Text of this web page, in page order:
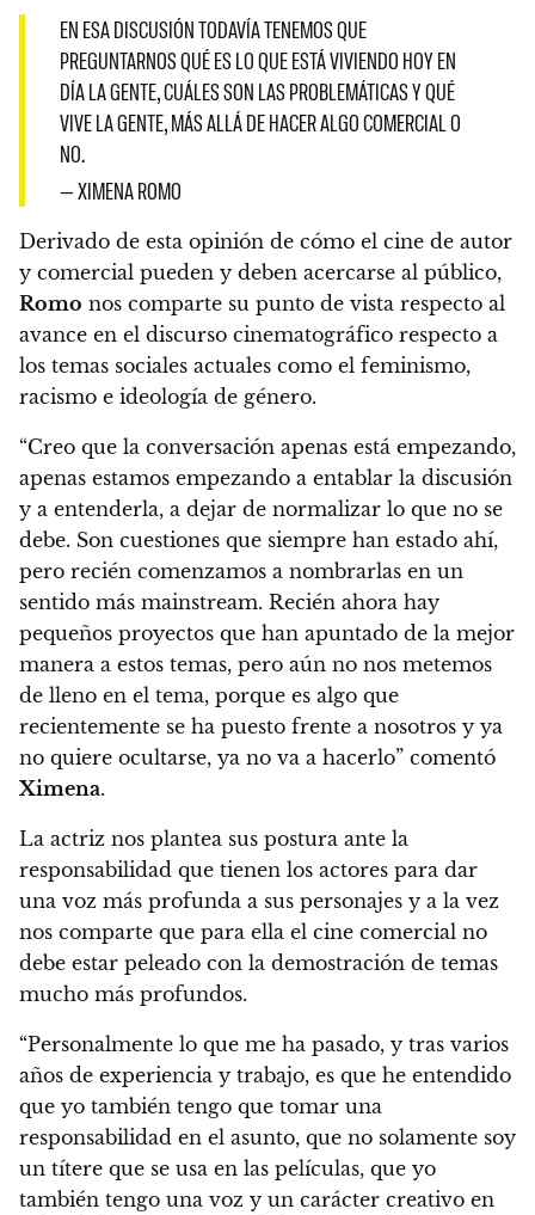
EN ESA DISCUSIÓN TODAVÍA TENEMOS QUE
PREGUNTARNOS QUÉ ES LO QUE ESTÁ VIVIENDO HOY EN
DÍA LA GENTE, CUÁLES SON LAS PROBLEMÁTICAS Y QUÉ
VIVE LA GENTE, MÁS ALLÁ DE HACER ALGO COMERCIAL O
NO.
— XIMENA ROMO
Derivado de esta opinión de cómo el cine de autor
y comercial pueden y deben acercarse al público,
Romo nos comparte su punto de vista respecto al
avance en el discurso cinematográfico respecto a
los temas sociales actuales como el feminismo,
racismo e ideología de género.
“Creo que la conversación apenas está empezando,
apenas estamos empezando a entablar la discusión
y a entenderla, a dejar de normalizar lo que no se
debe. Son cuestiones que siempre han estado ahí,
pero recién comenzamos a nombrarlas en un
sentido más mainstream. Recién ahora hay
pequeños proyectos que han apuntado de la mejor
manera a estos temas, pero aún no nos metemos
de lleno en el tema, porque es algo que
recientemente se ha puesto frente a nosotros y ya
no quiere ocultarse, ya no va a hacerlo” comentó
Ximena.
La actriz nos plantea sus postura ante la
responsabilidad que tienen los actores para dar
una voz más profunda a sus personajes y a la vez
nos comparte que para ella el cine comercial no
debe estar peleado con la demostración de temas
mucho más profundos.
“Personalmente lo que me ha pasado, y tras varios
años de experiencia y trabajo, es que he entendido
que yo también tengo que tomar una
responsabilidad en el asunto, que no solamente soy
un títere que se usa en las películas, que yo
también tengo una voz y un carácter creativo en